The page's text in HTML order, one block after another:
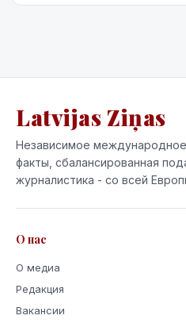
Latvijas Ziņas
Независимое
факты, сбалансированная
журналистика - со всей
О нас
О медиа
Редакция
Вакансии